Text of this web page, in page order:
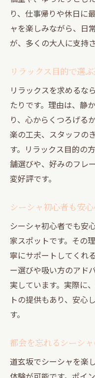
り、仕事帰りや休日に
ャを楽しみながら、日
が、多くの大人に支持
リラックス目的で選
リラックスを求めるな
たりです。理由は、静
り、心からくつろげる
楽の工夫、スタッフの
す。リラックス目的の
舗選びや、好みのフレ
変好評です。
シーシャ初心者も安
シーシャ初心者でも安
家スポットです。その
寧にサポートしてくれ
ー選びや吸い方のアド
実しています。実際に
トの提供もあり、安心
す。
都会を忘れるシーシ
道玄坂でシーシャを楽